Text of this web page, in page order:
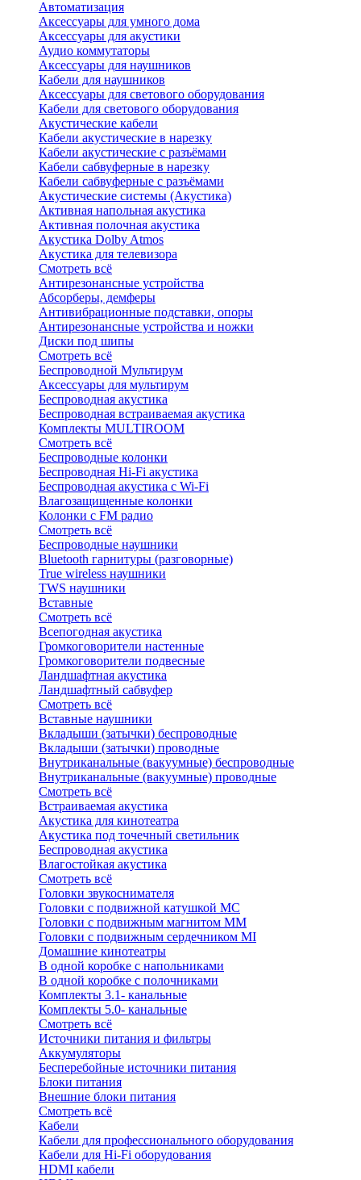
Автоматизация
Аксессуары для умного дома
Аксессуары для акустики
Аудио коммутаторы
Аксессуары для наушников
Кабели для наушников
Аксессуары для светового оборудования
Кабели для светового оборудования
Акустические кабели
Кабели акустические в нарезку
Кабели акустические с разъёмами
Кабели сабвуферные в нарезку
Кабели сабвуферные с разъёмами
Акустические системы (Акустика)
Активная напольная акустика
Активная полочная акустика
Акустика Dolby Atmos
Акустика для телевизора
Смотреть всё
Антирезонансные устройства
Абсорберы, демферы
Антивибрационные подставки, опоры
Антирезонансные устройства и ножки
Диски под шипы
Смотреть всё
Беспроводной Мультирум
Аксессуары для мультирум
Беспроводная акустика
Беспроводная встраиваемая акустика
Комплекты MULTIROOM
Смотреть всё
Беспроводные колонки
Беспроводная Hi-Fi акустика
Беспроводная акустика с Wi-Fi
Влагозащищенные колонки
Колонки с FM радио
Смотреть всё
Беспроводные наушники
Bluetоoth гарнитуры (разговорные)
True wireless наушники
TWS наушники
Вставные
Смотреть всё
Всепогодная акустика
Громкоговорители настенные
Громкоговорители подвесные
Ландшафтная акустика
Ландшафтный сабвуфер
Смотреть всё
Вставные наушники
Вкладыши (затычки) беспроводные
Вкладыши (затычки) проводные
Внутриканальные (вакуумные) беспроводные
Внутриканальные (вакуумные) проводные
Смотреть всё
Встраиваемая акустика
Акустика для кинотеатра
Акустика под точечный светильник
Беспроводная акустика
Влагостойкая акустика
Смотреть всё
Головки звукоснимателя
Головки с подвижной катушкой MC
Головки с подвижным магнитом ММ
Головки с подвижным сердечником MI
Домашние кинотеатры
В одной коробке с напольниками
В одной коробке с полочниками
Комплекты 3.1- канальные
Комплекты 5.0- канальные
Смотреть всё
Источники питания и фильтры
Аккумуляторы
Бесперебойные источники питания
Блоки питания
Внешние блоки питания
Смотреть всё
Кабели
Кабели для профессионального оборудования
Кабели для Hi-Fi оборудования
HDMI кабели